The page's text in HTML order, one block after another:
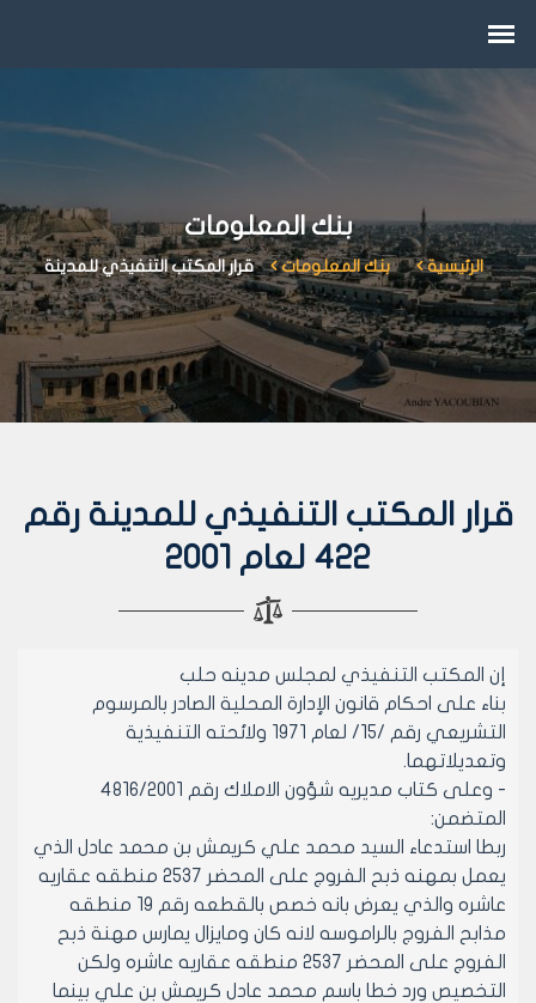
بنك المعلومات
الرئيسية بنك المعلومات قرار المكتب التنفيذي للمدينة
قرار المكتب التنفيذي للمدينة رقم
422 لعام 2001
إن المكتب التنفيذي لمجلس مدينه حلب
بناء على احكام قانون الإدارة المحلية الصادر بالمرسوم
التشريعي رقم /15/ لعام 1971 ولائحته التنفيذية
وتعديلاتهما.
- وعلى كتاب مديريه شؤون الاملاك رقم 4816/2001
المتضمن:
ربطا استدعاء السيد محمد علي كريمش بن محمد عادل الذي
يعمل بمهنه ذبح الفروج على المحضر 2537 منطقه عقاريه
عاشره والذي يعرض بانه خصص بالقطعه رقم 19 منطقه
مذابح الفروج بالراموسه لانه كان ومايزال يمارس مهنة ذبح
الفروج على المحضر 2537 منطقه عقاريه عاشره ولكن
التخصيص ورد خطا باسم محمد عادل كريمش بن علي بينما